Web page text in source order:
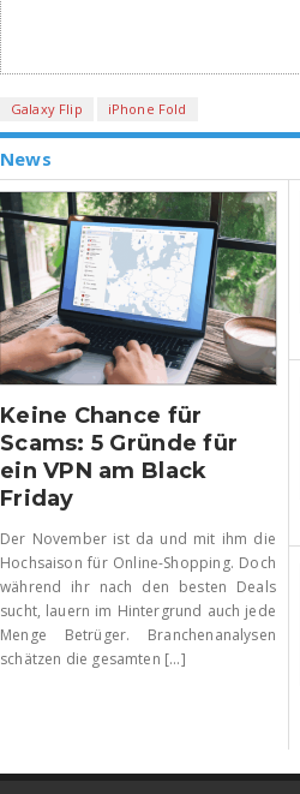
Galaxy Flip iPhone Fold
News
Keine Chance für
Scams: 5 Gründe für
ein VPN am Black
Friday
Der November ist da und mit ihm die
Hochsaison für Online-Shopping. Doch
während ihr nach den besten Deals
sucht, lauern im Hintergrund auch jede
Menge Betrüger. Branchenanalysen
schätzen die gesamten [...]